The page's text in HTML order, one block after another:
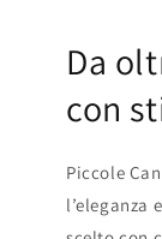
Da
con
Piccole
l’eleganza